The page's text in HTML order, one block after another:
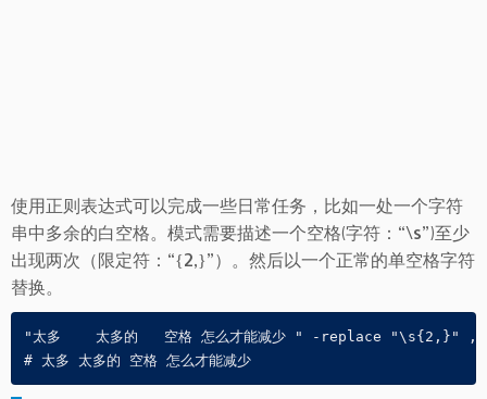
使用正则表达式可以完成一些日常任务，比如一处一个字符
串中多余的白空格。模式需要描述一个空格(字符：“\s”)至少
出现两次（限定符：“{2,}”）。然后以一个正常的单空格字符
替换。
"太多    太多的   空格 怎么才能减少 " -replace "\s{2,}"
# 太多 太多的 空格 怎么才能减少